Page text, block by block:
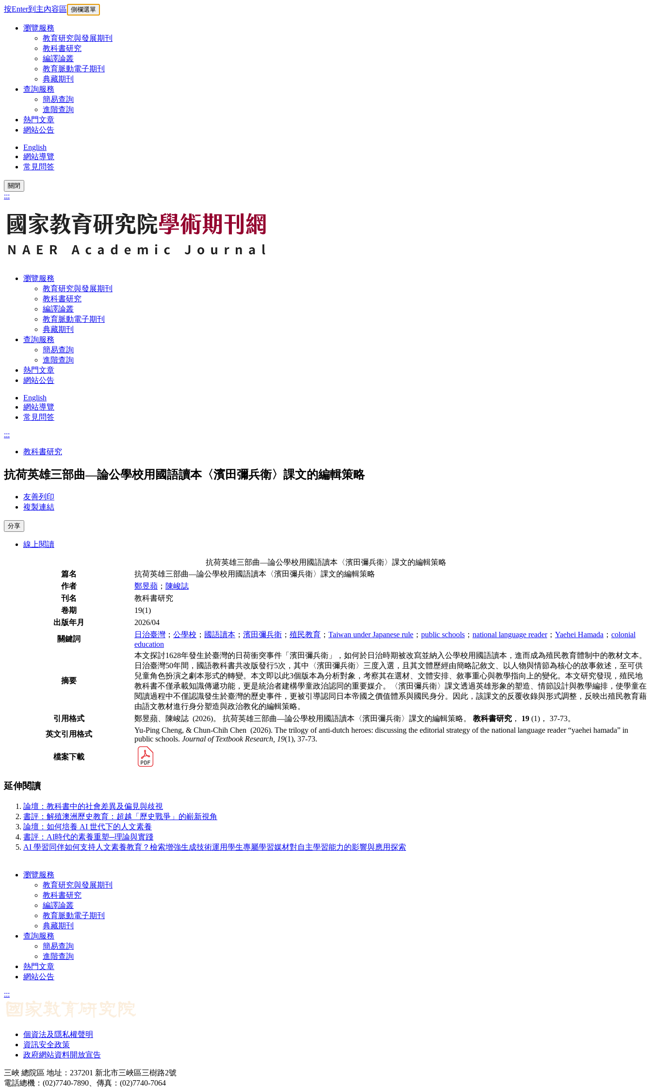
按Enter到主內容區 側欄選單
瀏覽服務
教育研究與發展期刊
教科書研究
編譯論叢
教育脈動電子期刊
典藏期刊
查詢服務
簡易查詢
進階查詢
熱門文章
網站公告
English
網站導覽
常見問答
關閉
:::
瀏覽服務
教育研究與發展期刊
教科書研究
編譯論叢
教育脈動電子期刊
典藏期刊
查詢服務
簡易查詢
進階查詢
熱門文章
網站公告
English
網站導覽
常見問答
:::
教科書研究
抗荷英雄三部曲—論公學校用國語讀本〈濱田彌兵衛〉課文的編輯策略
友善列印
複製連結
分享
線上閱讀
抗荷英雄三部曲—論公學校用國語讀本〈濱田彌兵衛〉課文的編輯策略
篇名
抗荷英雄三部曲—論公學校用國語讀本〈濱田彌兵衛〉課文的編輯策略
作者
鄭昱蘋 ； 陳峻誌
刊名
教科書研究
卷期
19(1)
出版年月
2026/04
關鍵詞
日治臺灣 ； 公學校 ； 國語讀本 ； 濱田彌兵衛 ； 殖民教育 ； Taiwan under Japanese rule ； public schools ； national language reader； Yaehei Hamada ； colonial
education
摘要
本文探討1628年發生於臺灣的日荷衝突事件「濱田彌兵衛」，如何於日治時期被改寫並納入公學校用國語讀本，進而成為殖民教育體制 中的教材文本。
日治臺灣50年間，國語教科書共改版發行5次，其中
〈濱田彌兵衛〉三度入選，且其文體歷經由簡略記敘文、以人物與情節為核心的故事敘述，至可供
兒童角色扮演之劇本形式的轉變。本文即以此3個版本為分析對象，考察其在選材、文體安排、敘事重心與教學指向上的變化。本文研究發現，殖民地
教科書不僅承載知識傳遞功能，更是統治者建構學童政治認同的重要媒介。〈濱田彌兵衛〉課文透過英雄形象的塑造、情節設計與教學編排，使學童在
閱讀過程中不僅認識發生於臺灣的歷史事件，更被引導認同日本帝國之價值體系與國民身分。因此，該課文的反覆收錄與形式調整，反映出殖民教育藉
由語文教材進行身分塑造與政治教化的編輯策略。
引用格式
鄭昱蘋、陳峻誌 (2026)。 抗荷英雄三部曲—論公學校用國語讀本〈濱田彌兵衛〉課文的編輯策略。 教科書研究 ， 19 (1)， 37-73。
英文引用格式
Yu-Ping Cheng, & Chun-Chih Chen (2026). The trilogy of anti-dutch heroes: discussing the editorial strategy of the national language reader “yaehei hamada” in
public schools. Journal of Textbook Research, 19(1), 37-73.
檔案下載
延伸閱讀
論壇：教科書中的社會差異及偏見與歧視
書評：解殖澳洲歷史教育：超越「歷史戰爭」的嶄新視角
論壇：如何培養 AI 世代下的人文素養
書評：AI時代的素養重塑─理論與實踐
AI 學習同伴如何支持人文素養教育？檢索增強生成技術運用學生專屬學習媒材對自主學習能力的影響與應用探索
瀏覽服務
教育研究與發展期刊
教科書研究
編譯論叢
教育脈動電子期刊
典藏期刊
查詢服務
簡易查詢
進階查詢
熱門文章
網站公告
:::
個資法及隱私權聲明
資訊安全政策
政府網站資料開放宣告
三峽 總院區 地址：237201 新北市三峽區三樹路2號
電話總機：(02)7740-7890、傳真：(02)7740-7064